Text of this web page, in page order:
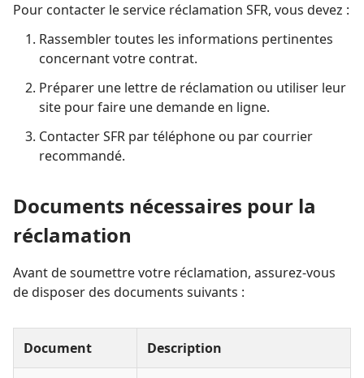
Pour contacter le service réclamation SFR, vous devez :
Rassembler toutes les informations pertinentes
concernant votre contrat.
Préparer une lettre de réclamation ou utiliser leur
site pour faire une demande en ligne.
Contacter SFR par téléphone ou par courrier
recommandé.
Documents nécessaires pour la
réclamation
Avant de soumettre votre réclamation, assurez-vous
de disposer des documents suivants :
Document Description